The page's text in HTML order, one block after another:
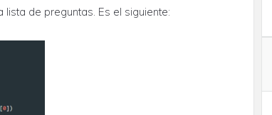
de preguntas. Es el siguiente: